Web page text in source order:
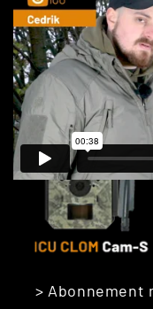
ICU
> Abonnement